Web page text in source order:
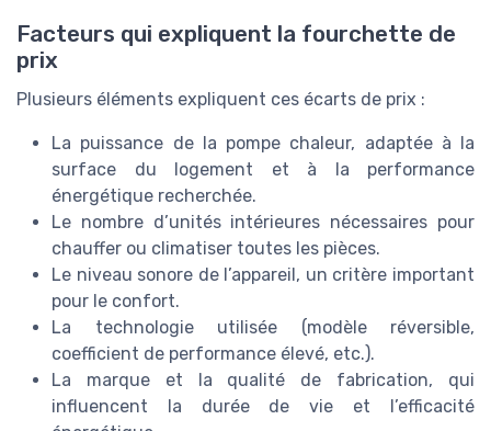
Facteurs qui expliquent la fourchette de
prix
Plusieurs éléments expliquent ces écarts de prix :
La puissance de la pompe chaleur, adaptée à la
surface du logement et à la performance
énergétique recherchée.
Le nombre d’unités intérieures nécessaires pour
chauffer ou climatiser toutes les pièces.
Le niveau sonore de l’appareil, un critère important
pour le confort.
La technologie utilisée (modèle réversible,
coefficient de performance élevé, etc.).
La marque et la qualité de fabrication, qui
influencent la durée de vie et l’efficacité